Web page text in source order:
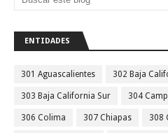
ENTIDADES
301 Aguascalientes 302 Baja
303 Baja California Sur 304
306 Colima 307 Chiapas 308